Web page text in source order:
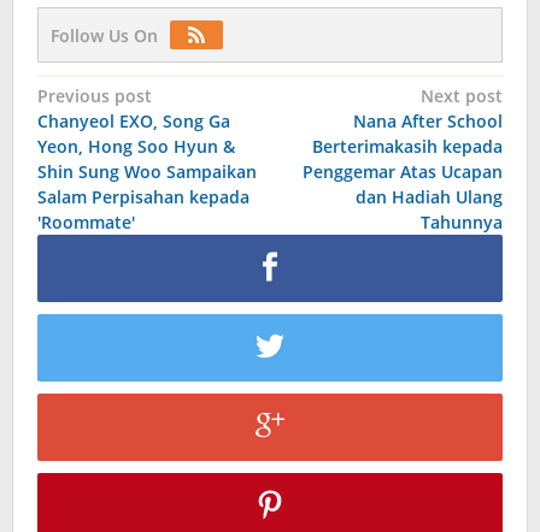
Follow Us On
Post
navigation
Previous post
Chanyeol EXO, Song Ga
Yeon, Hong Soo Hyun &
Shin Sung Woo Sampaikan
Salam Perpisahan kepada
'Roommate'
Next post
Nana After School
Berterimakasih kepada
Penggemar Atas Ucapan
dan Hadiah Ulang
Tahunnya